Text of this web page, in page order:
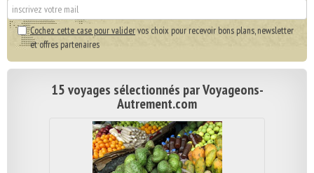
Cochez cette case pour validervos choix pour recevoir bons plans, newsletter
et offres partenaires
15 voyages sélectionnés par Voyageons-
Autrement.com